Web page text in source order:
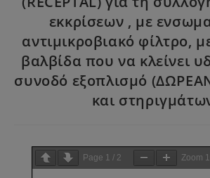
εκκρίσεων , με
αντιμικροβιακό φίλτρο,
βαλβίδα που να κλείνει
συνοδό εξοπλισμό
και
Page 1 / 2 Zoom